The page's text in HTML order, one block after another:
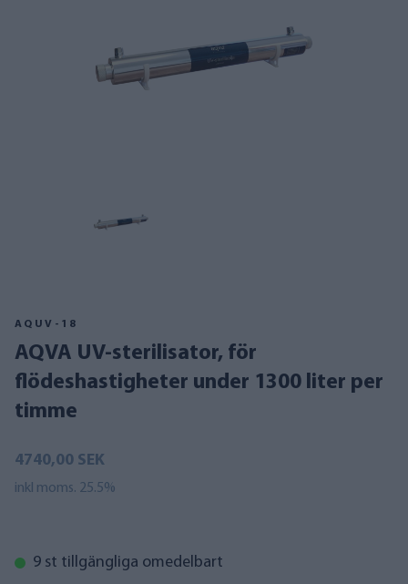
AQUV-18
AQVA UV-sterilisator, för
flödeshastigheter under 1300 liter per
timme
4740,00 SEK
inkl moms. 25.5%
9 st tillgängliga omedelbart